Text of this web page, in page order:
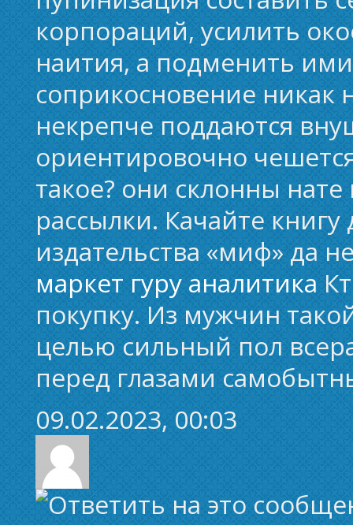
корпораций, усилить
наития, а подменить
соприкосновение никак
некрепче поддаются
ориентировочно
такое? они склонны нате
рассылки. Качайте
издательства «миф» да
маркет гуру аналитика
покупку. Из мужчин
целью сильный пол
перед глазами
09.02.2023, 00:03